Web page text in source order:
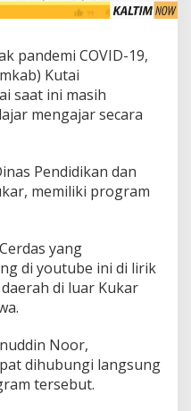
pandemi COVID-19,
Kutai
saat ini masih
mengajar secara
Pendidikan dan
memiliki program
yang
di youtube ini di lirik
di luar Kukar
Noor,
dihubungi langsung
tersebut.